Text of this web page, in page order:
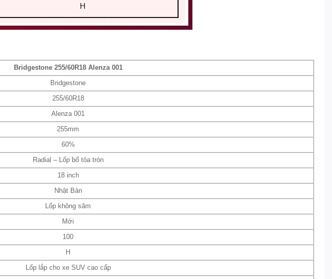
Bridgestone 255/60R18 Alenza 001
Bridgestone
255/60R18
Alenza 001
255mm
60%
Radial – Lốp bố tỏa tròn
18 inch
Nhật Bản
Lốp không săm
Mới
100
H
Lốp lắp cho xe SUV cao cấp